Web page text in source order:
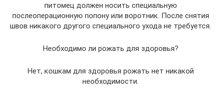
питомец должен носить специальную
послеоперационную попону или воротник. После снятия
швов никакого другого специального ухода не требуется.
Необходимо ли рожать для здоровья?
Нет, кошкам для здоровья рожать нет никакой
необходимости.